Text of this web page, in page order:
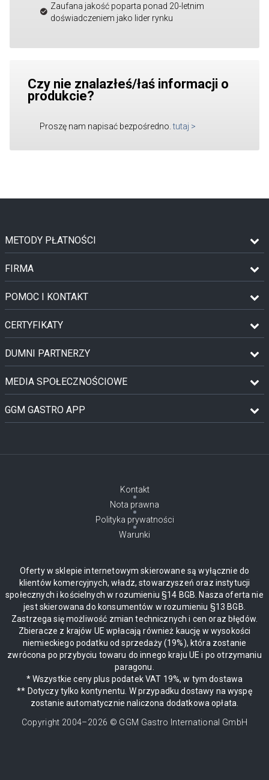
Zaufana jakość poparta ponad 20-letnim
doświadczeniem jako lider rynku
Czy nie znalazłeś/łaś informacji o
produkcie?
Proszę nam napisać bezpośredno. tutaj >
METODY PŁATNOŚCI
FIRMA
POMOC I KONTAKT
CERTYFIKATY
DUMNI PARTNERZY
MEDIA SPOŁECZNOŚCIOWE
GGM GASTRO APP
Kontakt
Nota prawna
Polityka prywatności
Warunki
Oferty w sklepie internetowym skierowane są wyłącznie do
klientów komercyjnych, władz, stowarzyszeń oraz instytucji
społecznych i kościelnych w rozumieniu §14 BGB. Nasza oferta nie
jest skierowana do konsumentów w rozumieniu §13 BGB.
Zastrzega się możliwość zmian technicznych i cen oraz błędów.
Zbieracze z krajów UE wpłacają również kaucję w wysokości
niemieckiego podatku od sprzedaży (19%), która zostanie
zwrócona po przybyciu towaru do innego kraju UE i po otrzymaniu
paragonu.
* Wszystkie ceny plus podatek VAT 19%, w tym dostawa
** Dotyczy tylko kontynentu. W przypadku dostawy na wyspę
zostanie automatycznie naliczona dodatkowa opłata.
Copyright 2004–2026 © GGM Gastro International GmbH